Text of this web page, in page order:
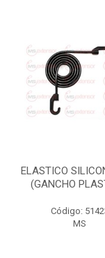
ELASTICO
(GANCHO
Código:
MS